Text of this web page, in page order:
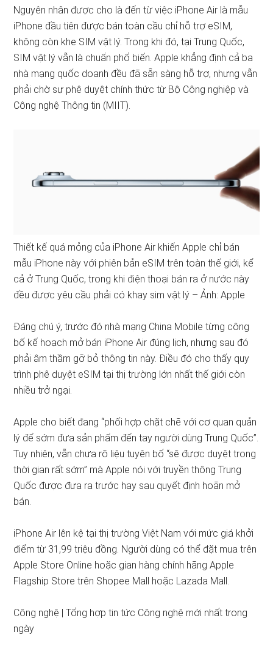
Nguyên nhân được cho là đến từ việc iPhone Air là mẫu
iPhone đầu tiên được bán toàn cầu chỉ hỗ trợ eSIM,
không còn khe SIM vật lý. Trong khi đó, tại Trung Quốc,
SIM vật lý vẫn là chuẩn phổ biến. Apple khẳng định cả ba
nhà mạng quốc doanh đều đã sẵn sàng hỗ trợ, nhưng vẫn
phải chờ sự phê duyệt chính thức từ Bộ Công nghiệp và
Công nghệ Thông tin (MIIT).
Thiết kế quá mỏng của iPhone Air khiến Apple chỉ bán
mẫu iPhone này với phiên bản eSIM trên toàn thế giới, kể
cả ở Trung Quốc, trong khi điện thoại bán ra ở nước này
đều được yêu cầu phải có khay sim vật lý – Ảnh: Apple
Đáng chú ý, trước đó nhà mạng China Mobile từng công
bố kế hoạch mở bán iPhone Air đúng lịch, nhưng sau đó
phải âm thầm gỡ bỏ thông tin này. Điều đó cho thấy quy
trình phê duyệt eSIM tại thị trường lớn nhất thế giới còn
nhiều trở ngại.
Apple cho biết đang “phối hợp chặt chẽ với cơ quan quản
lý để sớm đưa sản phẩm đến tay người dùng Trung Quốc”.
Tuy nhiên, vẫn chưa rõ liệu tuyên bố “sẽ được duyệt trong
thời gian rất sớm” mà Apple nói với truyền thông Trung
Quốc được đưa ra trước hay sau quyết định hoãn mở
bán.
iPhone Air lên kệ tại thị trường Việt Nam với mức giá khởi
điểm từ 31,99 triệu đồng. Người dùng có thể đặt mua trên
Apple Store Online hoặc gian hàng chính hãng Apple
Flagship Store trên Shopee Mall hoặc Lazada Mall.
Công nghệ | Tổng hợp tin tức Công nghệ mới nhất trong
ngày